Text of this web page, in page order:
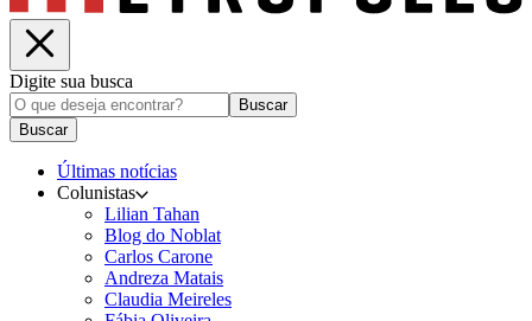
Digite sua busca
Buscar
Buscar
Últimas notícias
Colunistas
Lilian Tahan
Blog do Noblat
Carlos Carone
Andreza Matais
Claudia Meireles